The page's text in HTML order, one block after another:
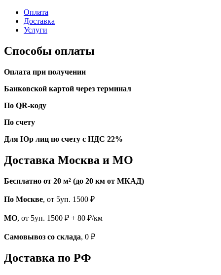
Оплата
Доставка
Услуги
Способы оплаты
Оплата при получении
Банковской картой через терминал
По QR-коду
По счету
Для Юр лиц по счету с НДС 22%
Доставка Москва и МО
Бесплатно от 20 м² (до 20 км от МКАД)
По Москве, от 5уп. 1500 ₽
МО, от 5уп. 1500 ₽ + 80 ₽/км
Самовывоз со склада, 0 ₽
Доставка по РФ